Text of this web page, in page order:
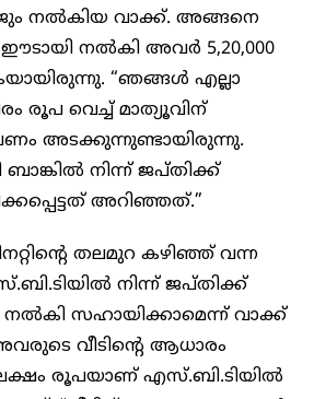
നൽകിയ വാക്ക്. അങ്ങനെ
ഈടായി നൽകി അവർ 5,20,000
“ഞങ്ങൾ എല്ലാ
രൂപ വെച്ച് മാത്യൂവിന്
അടക്കുന്നുണ്ടായിരുന്നു.
നിന്ന് ജപ്തിക്ക്
അറിഞ്ഞത്.”
തലമുറ കഴിഞ്ഞ് വന്ന
നിന്ന് ജപ്തിക്ക്
സഹായിക്കാമെന്ന് വാക്ക്
വീടിന്റെ ആധാരം
രൂപയാണ് എസ്.ബി.ടിയിൽ